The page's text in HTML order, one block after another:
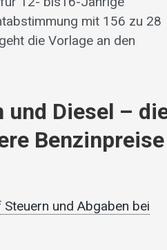
mit 156 zu 28
die Vorlage an den
und Diesel –
Benzinpreise
und Abgaben bei